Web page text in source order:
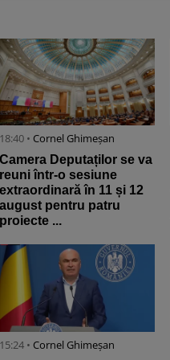
18:40 • Cornel Ghimeșan
Camera Deputaților se va
reuni într-o sesiune
extraordinară în 11 și 12
august pentru patru
proiecte ...
15:24 • Cornel Ghimeșan